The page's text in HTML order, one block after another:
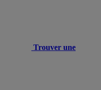
Trouver une